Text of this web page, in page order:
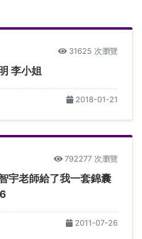
31625 次瀏覽
李小姐
2018-01-21
792277 次瀏覽
宇老師給了我一套錦囊
2011-07-26